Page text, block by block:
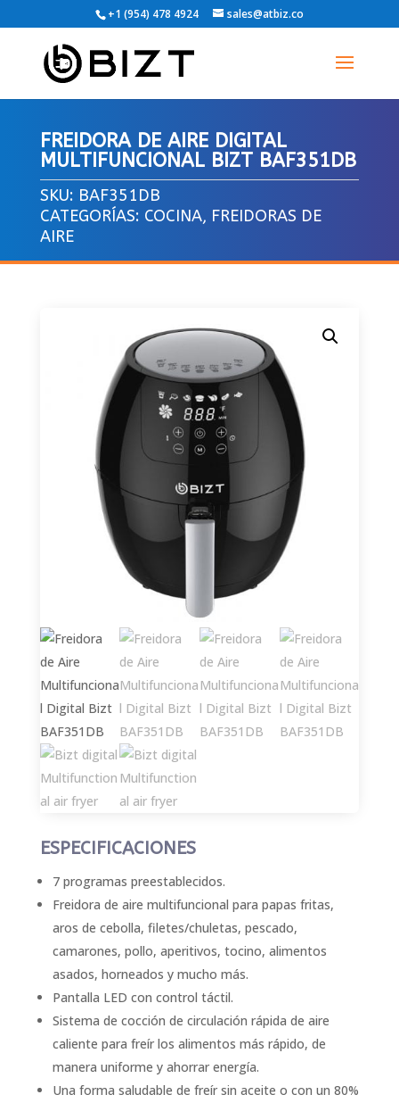
+1 (954) 478 4924 sales@atbiz.co
FREIDORA DE AIRE DIGITAL
MULTIFUNCIONAL BIZT BAF351DB
SKU: BAF351DB
CATEGORÍAS: COCINA, FREIDORAS DE
AIRE
ESPECIFICACIONES
7 programas preestablecidos.
Freidora de aire multifuncional para papas fritas,
aros de cebolla, filetes/chuletas, pescado,
camarones, pollo, aperitivos, tocino, alimentos
asados, horneados y mucho más.
Pantalla LED con control táctil.
Sistema de cocción de circulación rápida de aire
caliente para freír los alimentos más rápido, de
manera uniforme y ahorrar energía.
Una forma saludable de freír sin aceite o con un 80%